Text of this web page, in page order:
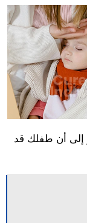
إلى أن طفلك قد